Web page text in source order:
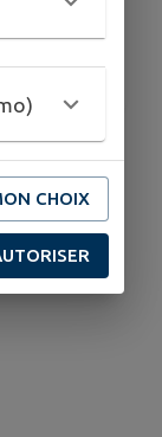
CHOIX